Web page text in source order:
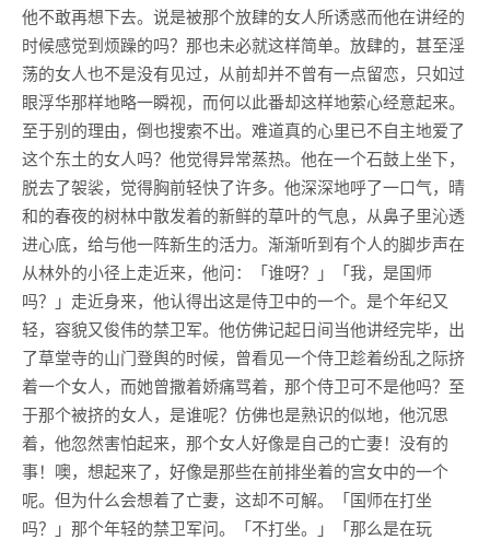
他不敢再想下去。说是被那个放肆的女人所诱惑而他在讲经的
时候感觉到烦躁的吗？那也未必就这样简单。放肆的，甚至淫
荡的女人也不是没有见过，从前却并不曾有一点留恋，只如过
眼浮华那样地略一瞬视，而何以此番却这样地萦心经意起来。
至于别的理由，倒也搜索不出。难道真的心里已不自主地爱了
这个东土的女人吗？他觉得异常蒸热。他在一个石鼓上坐下，
脱去了袈裟，觉得胸前轻快了许多。他深深地呼了一口气，晴
和的春夜的树林中散发着的新鲜的草叶的气息，从鼻子里沁透
进心底，给与他一阵新生的活力。渐渐听到有个人的脚步声在
从林外的小径上走近来，他问：「谁呀？」「我，是国师
吗？」走近身来，他认得出这是侍卫中的一个。是个年纪又
轻，容貌又俊伟的禁卫军。他仿佛记起日间当他讲经完毕，出
了草堂寺的山门登舆的时候，曾看见一个侍卫趁着纷乱之际挤
着一个女人，而她曾撒着娇痛骂着，那个侍卫可不是他吗？至
于那个被挤的女人，是谁呢？仿佛也是熟识的似地，他沉思
着，他忽然害怕起来，那个女人好像是自己的亡妻！没有的
事！噢，想起来了，好像是那些在前排坐着的宫女中的一个
呢。但为什么会想着了亡妻，这却不可解。「国师在打坐
吗？」那个年轻的禁卫军问。「不打坐。」「那么是在玩